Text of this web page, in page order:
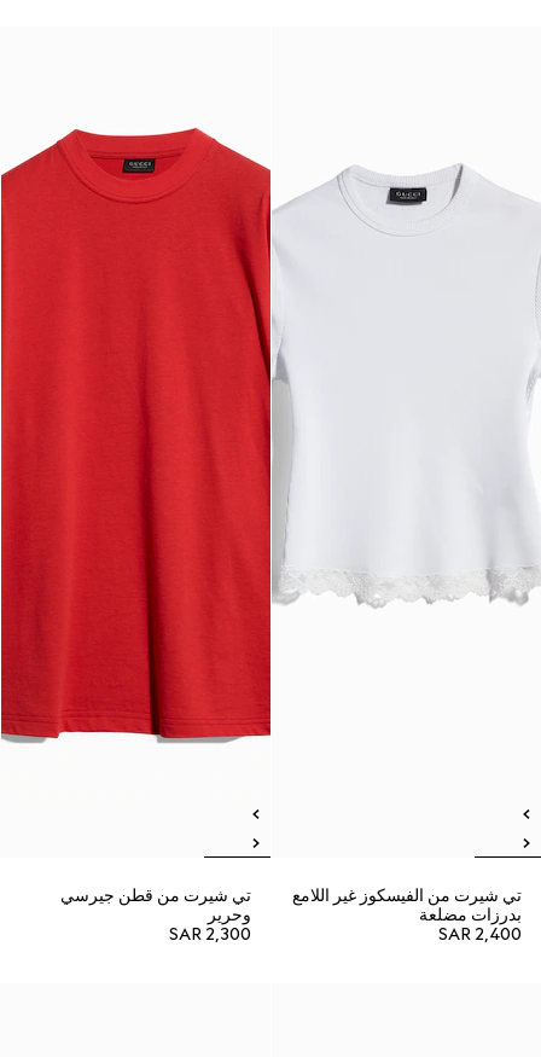
تي شيرت من الفيسكوز غير اللامع
بدرزات مضلعة
SAR 2,400
تي شيرت من قطن جيرسي
وحرير
SAR 2,300